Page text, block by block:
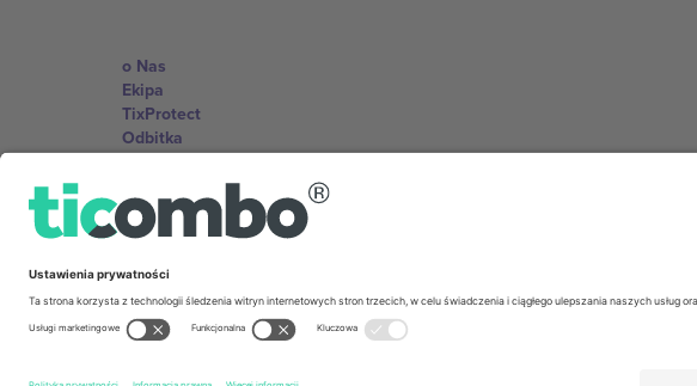
o Nas
Ekipa
TixProtect
Odbitka
Zasady i warunki
Program partnerski